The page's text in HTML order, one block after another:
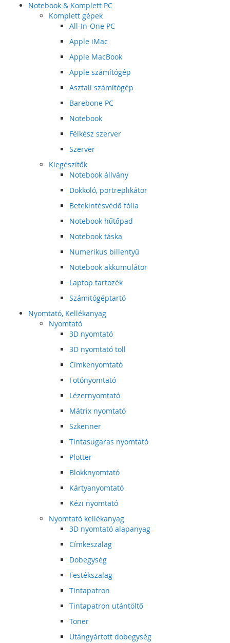
Notebook & Komplett PC
Komplett gépek
All-In-One PC
Apple iMac
Apple MacBook
Apple számítógép
Asztali számítógép
Barebone PC
Notebook
Félkész szerver
Szerver
Kiegészítők
Notebook állvány
Dokkoló, portreplikátor
Betekintésvédő fólia
Notebook hűtőpad
Notebook táska
Numerikus billentyű
Notebook akkumulátor
Laptop tartozék
Számitógéptartó
Nyomtató, Kellékanyag
Nyomtató
3D nyomtató
3D nyomtató toll
Címkenyomtató
Fotónyomtató
Lézernyomtató
Mátrix nyomtató
Szkenner
Tintasugaras nyomtató
Plotter
Blokknyomtató
Kártyanyomtató
Kézi nyomtató
Nyomtató kellékanyag
3D nyomtató alapanyag
Címkeszalag
Dobegység
Festékszalag
Tintapatron
Tintapatron utántöltő
Toner
Utángyártott dobegység